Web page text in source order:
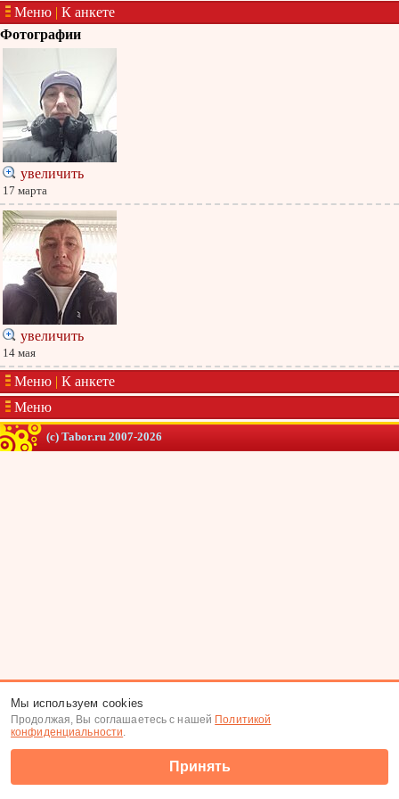
Меню | К анкете
Фотографии
увеличить
17 марта
увеличить
14 мая
Меню | К анкете
Меню
(c) Tabor.ru 2007-2026
Мы используем cookies
Продолжая, Вы соглашаетесь с нашей Политикой
конфиденциальности.
Принять